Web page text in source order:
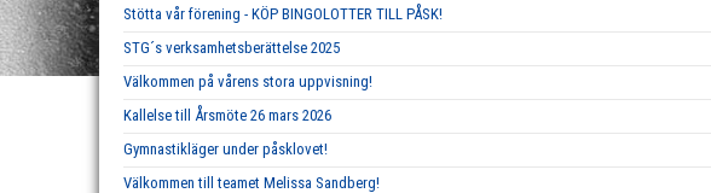
Stötta vår förening - KÖP BINGOLOTTER TILL PÅSK!
STG´s verksamhetsberättelse 2025
Välkommen på vårens stora uppvisning!
Kallelse till Årsmöte 26 mars 2026
Gymnastikläger under påsklovet!
Välkommen till teamet Melissa Sandberg!